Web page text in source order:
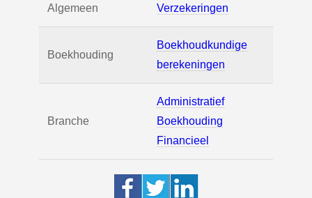
Algemeen Verzekeringen
Boekhouding
Boekhoudkundige
berekeningen
Branche
Administratief
Boekhouding
Financieel